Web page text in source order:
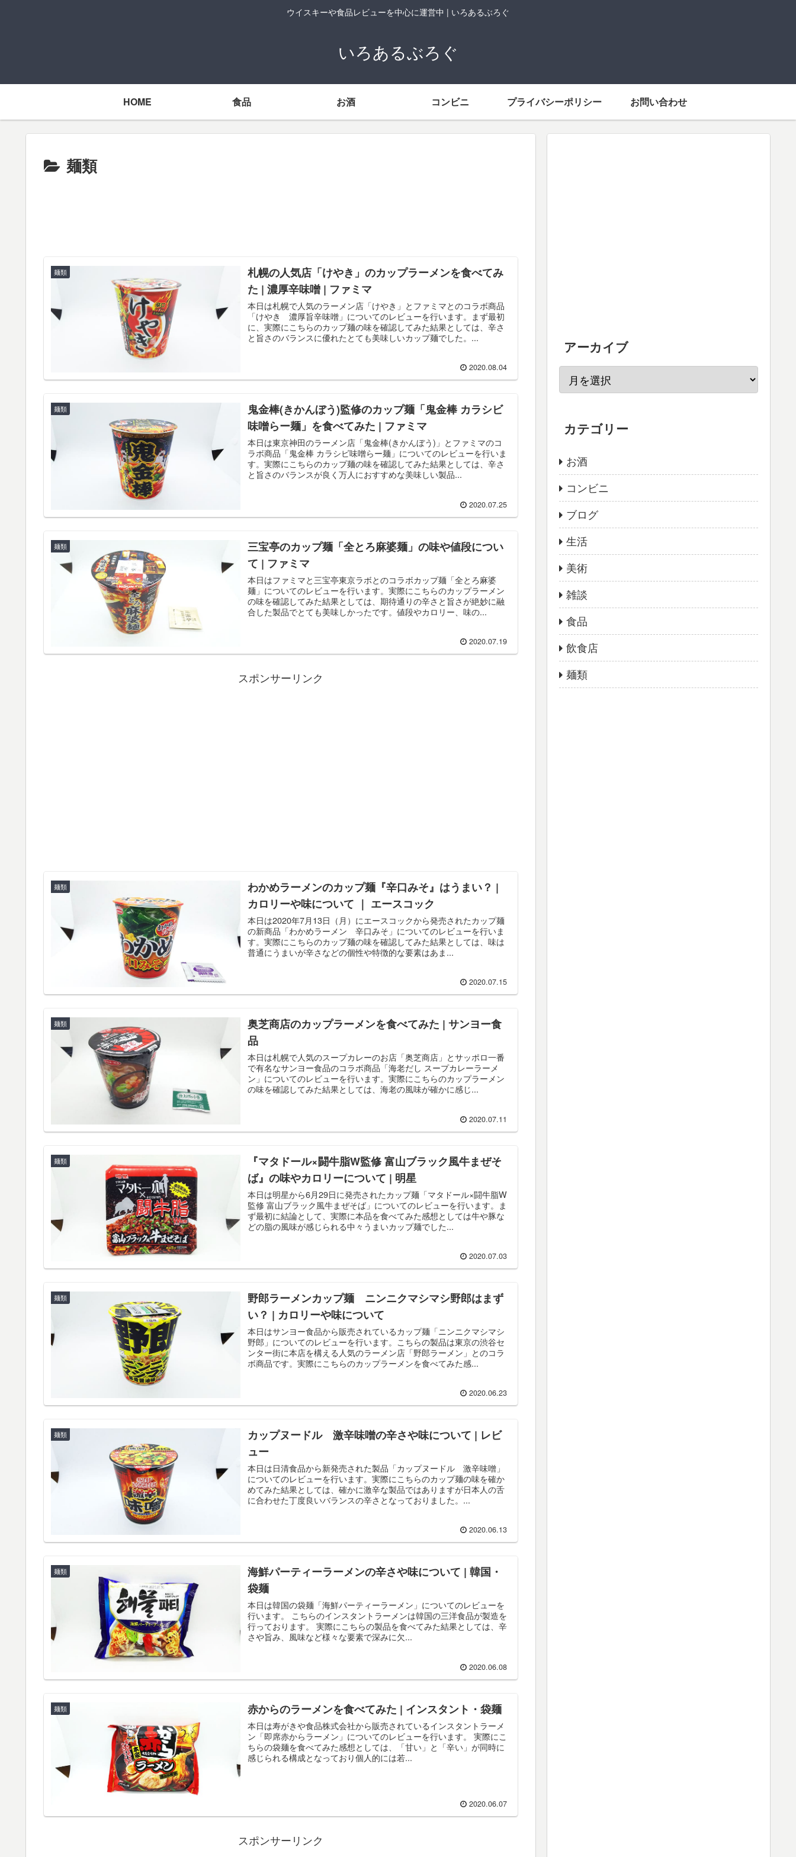
ウイスキーや食品レビューを中心に運営中 | いろあるぶろぐ
いろあるぶろぐ
HOME 食品 お酒 コンビニ プライバシーポリシー お問い合わせ
麺類
麺類
札幌の人気店「けやき」のカップラーメンを食べてみ
た | 濃厚辛味噌 | ファミマ
本日は札幌で人気のラーメン店「けやき」とファミマとのコラボ商品
「けやき 濃厚旨辛味噌」についてのレビューを行います。まず最初
に、実際にこちらのカップ麺の味を確認してみた結果としては、辛さ
と旨さのバランスに優れたとても美味しいカップ麺でした。...
2020.08.04
麺類
鬼金棒(きかんぼう)監修のカップ麺「鬼金棒 カラシビ
味噌らー麺」を食べてみた | ファミマ
本日は東京神田のラーメン店「鬼金棒(きかんぼう)」とファミマのコ
ラボ商品「鬼金棒 カラシビ味噌らー麺」についてのレビューを行いま
す。実際にこちらのカップ麺の味を確認してみた結果としては、辛さ
と旨さのバランスが良く万人におすすめな美味しい製品...
2020.07.25
麺類
三宝亭のカップ麺「全とろ麻婆麺」の味や値段につい
て | ファミマ
本日はファミマと三宝亭東京ラボとのコラボカップ麺「全とろ麻婆
麺」についてのレビューを行います。実際にこちらのカップラーメン
の味を確認してみた結果としては、期待通りの辛さと旨さが絶妙に融
合した製品でとても美味しかったです。値段やカロリー、味の...
2020.07.19
スポンサーリンク
麺類
わかめラーメンのカップ麺『辛口みそ』はうまい？ |
カロリーや味について ｜ エースコック
本日は2020年7月13日（月）にエースコックから発売されたカップ麺
の新商品「わかめラーメン 辛口みそ」についてのレビューを行いま
す。実際にこちらのカップ麺の味を確認してみた結果としては、味は
普通にうまいが辛さなどの個性や特徴的な要素はあま...
2020.07.15
麺類
奥芝商店のカップラーメンを食べてみた | サンヨー食
品
本日は札幌で人気のスープカレーのお店「奥芝商店」とサッポロ一番
で有名なサンヨー食品のコラボ商品「海老だし スープカレーラーメ
ン」についてのレビューを行います。実際にこちらのカップラーメン
の味を確認してみた結果としては、海老の風味が確かに感じ...
2020.07.11
麺類
『マタドール×闘牛脂W監修 富山ブラック風牛まぜそ
ば』の味やカロリーについて | 明星
本日は明星から6月29日に発売されたカップ麺「マタドール×闘牛脂W
監修 富山ブラック風牛まぜそば」についてのレビューを行います。ま
ず最初に結論として、実際に本品を食べてみた感想としては牛や豚な
どの脂の風味が感じられる中々うまいカップ麺でした...
2020.07.03
麺類
野郎ラーメンカップ麺 ニンニクマシマシ野郎はまず
い？ | カロリーや味について
本日はサンヨー食品から販売されているカップ麺「ニンニクマシマシ
野郎」についてのレビューを行います。こちらの製品は東京の渋谷セ
ンター街に本店を構える人気のラーメン店「野郎ラーメン」とのコラ
ボ商品です。実際にこちらのカップラーメンを食べてみた感...
2020.06.23
麺類
カップヌードル 激辛味噌の辛さや味について | レビ
ュー
本日は日清食品から新発売された製品「カップヌードル 激辛味噌」
についてのレビューを行います。実際にこちらのカップ麺の味を確か
めてみた結果としては、確かに激辛な製品ではありますが日本人の舌
に合わせた丁度良いバランスの辛さとなっておりました。...
2020.06.13
麺類
海鮮パーティーラーメンの辛さや味について | 韓国・
袋麺
本日は韓国の袋麺「海鮮パーティーラーメン」についてのレビューを
行います。 こちらのインスタントラーメンは韓国の三洋食品が製造を
行っております。 実際にこちらの製品を食べてみた結果としては、辛
さや旨み、風味など様々な要素で深みに欠...
2020.06.08
麺類 赤からのラーメンを食べてみた | インスタント・袋麺
本日は寿がきや食品株式会社から販売されているインスタントラーメ
ン「即席赤からラーメン」についてのレビューを行います。 実際にこ
ちらの袋麺を食べてみた感想としては、「甘い」と「辛い」が同時に
感じられる構成となっており個人的には若...
2020.06.07
スポンサーリンク
アーカイブ
カテゴリー
お酒
コンビニ
ブログ
生活
美術
雑談
食品
飲食店
麺類